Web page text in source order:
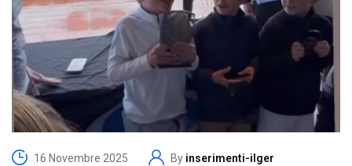
16 Novembre 2025 By inserimenti-ilger